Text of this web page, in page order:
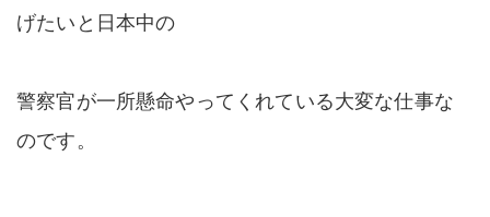
げたいと日本中の
警察官が一所懸命やってくれている大変な仕事な
のです。